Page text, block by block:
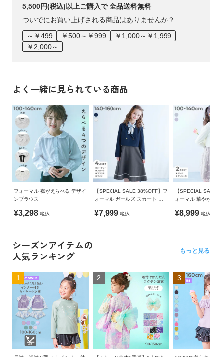
伸縮性：なし
■スタイリング
リボンやフリルを合わせてとことん女の子らしくするもよし。
洗濯方法
洗濯機洗い可(デリケート洗い) / 漂白剤使用不可 / 乾燥機使用
不可 / 日陰つり干し/ 洗濯ネット使用
・摩擦や水、汗などで色が移ることがあります。ご注意くだ
さい。
・平置きにて採寸しているため、サイズや形に多少の誤差が
生じる場合があります。あらかじめご了承ください。
・梱包時の畳みシワが生じる場合がございますが、あらかじ
めご了承ください。
・生産時期により、多少色味が異なる場合がございますが、
素材・サイズ等の品質に違いはございません。
・ご使用のパソコンやブラウザの環境により、実際の色とは
多少異なる場合がございます。
5,500円(税込)以上ご購入で 全品送料無料
ついでにお買い上げされる商品はありませんか？
～￥499
￥500～￥999
￥1,000～￥1,999
￥2,000～
よく一緒に見られている商品
フォーマル 襟がえらべる デザイ
ンブラウス
¥3,298 税込
【SPECIAL SALE 38%OFF】フ
ォーマル ガールズ スカート 卒
¥7,999 税込
【SPECIAL SALE
ォーマル 華やかレ
¥8,999 税込
シーズンアイテムの
人気ランキング
もっと見る
1 2 3